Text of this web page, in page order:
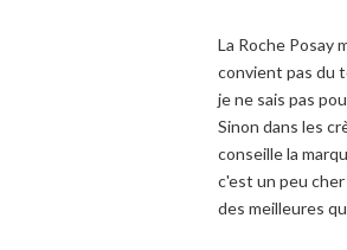
La Roche Posay
convient pas du
je ne sais pas
Sinon dans les
conseille la
c'est un peu
des meilleures